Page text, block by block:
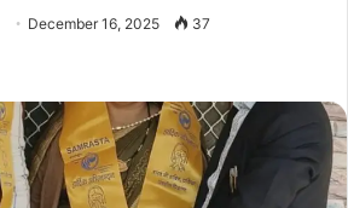
December 16, 2025 37